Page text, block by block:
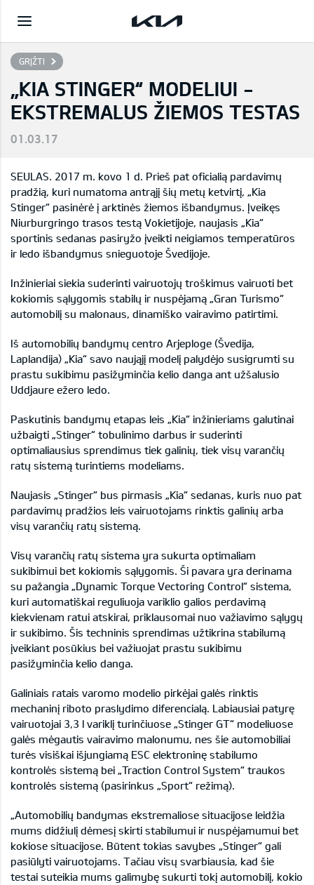
GRĮŽTI
„KIA STINGER“ MODELIUI -
EKSTREMALUS ŽIEMOS TESTAS
01.03.17
SEULAS. 2017 m. kovo 1 d. Prieš pat oficialią pardavimų
pradžią, kuri numatoma antrąjį šių metų ketvirtį, „Kia
Stinger“ pasinėrė į arktinės žiemos išbandymus. Įveikęs
Niurburgringo trasos testą Vokietijoje, naujasis „Kia“
sportinis sedanas pasiryžo įveikti neigiamos temperatūros
ir ledo išbandymus snieguotoje Švedijoje.
Inžinieriai siekia suderinti vairuotojų troškimus vairuoti bet
kokiomis sąlygomis stabilų ir nuspėjamą „Gran Turismo“
automobilį su malonaus, dinamiško vairavimo patirtimi.
Iš automobilių bandymų centro Arjeploge (Švedija,
Laplandija) „Kia“ savo naująjį modelį palydėjo susigrumti su
prastu sukibimu pasižyminčia kelio danga ant užšalusio
Uddjaure ežero ledo.
Paskutinis bandymų etapas leis „Kia“ inžinieriams galutinai
užbaigti „Stinger“ tobulinimo darbus ir suderinti
optimaliausius sprendimus tiek galinių, tiek visų varančių
ratų sistemą turintiems modeliams.
Naujasis „Stinger“ bus pirmasis „Kia“ sedanas, kuris nuo pat
pardavimų pradžios leis vairuotojams rinktis galinių arba
visų varančių ratų sistemą.
Visų varančių ratų sistema yra sukurta optimaliam
sukibimui bet kokiomis sąlygomis. Ši pavara yra derinama
su pažangia „Dynamic Torque Vectoring Control“ sistema,
kuri automatiškai reguliuoja variklio galios perdavimą
kiekvienam ratui atskirai, priklausomai nuo važiavimo sąlygų
ir sukibimo. Šis techninis sprendimas užtikrina stabilumą
įveikiant posūkius bei važiuojat prastu sukibimu
pasižyminčia kelio danga.
Galiniais ratais varomo modelio pirkėjai galės rinktis
mechaninį riboto praslydimo diferencialą. Labiausiai patyrę
vairuotojai 3,3 l variklį turinčiuose „Stinger GT“ modeliuose
galės mėgautis vairavimo malonumu, nes šie automobiliai
turės visiškai išjungiamą ESC elektroninę stabilumo
kontrolės sistemą bei „Traction Control System“ traukos
kontrolės sistemą (pasirinkus „Sport“ režimą).
„Automobilių bandymas ekstremaliose situacijose leidžia
mums didžiulį dėmesį skirti stabilumui ir nuspėjamumui bet
kokiose situacijose. Būtent tokias savybes „Stinger“ gali
pasiūlyti vairuotojams. Tačiau visų svarbiausia, kad šie
testai suteikia mums galimybę sukurti tokį automobilį, kokio